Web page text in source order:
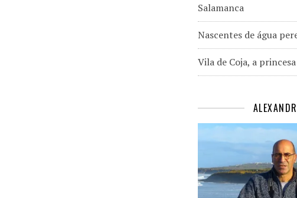
Salamanca
Nascentes de água
Vila de Coja, a